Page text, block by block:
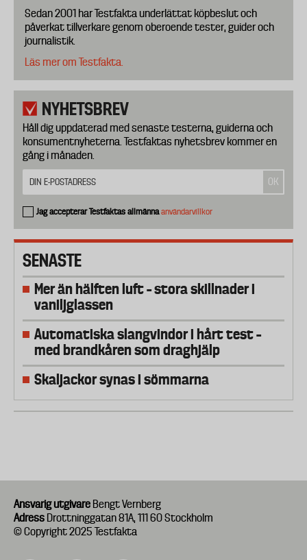
Sedan 2001 har Testfakta underlättat köpbeslut och
påverkat tillverkare genom oberoende tester, guider och
journalistik.
Läs mer om Testfakta.
NYHETSBREV
Håll dig uppdaterad med senaste testerna, guiderna och
konsumentnyheterna. Testfaktas nyhetsbrev kommer en
gång i månaden.
Jag accepterar Testfaktas allmännaanvändarvillkor
SENASTE
Mer än hälften luft – stora skillnader i
vaniljglassen
Automatiska slangvindor i hårt test –
med brandkåren som draghjälp
Skaljackor synas i sömmarna
Ansvarig utgivare Bengt Vernberg
Adress Drottninggatan 81A, 111 60 Stockholm
© Copyright 2025 Testfakta